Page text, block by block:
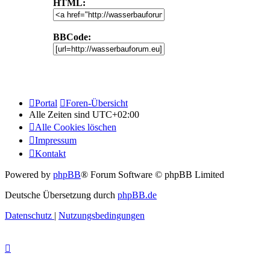
HTML:
BBCode:
Portal
Foren-Übersicht
Alle Zeiten sind UTC+02:00
Alle Cookies löschen
Impressum
Kontakt
Powered by phpBB® Forum Software © phpBB Limited
Deutsche Übersetzung durch phpBB.de
Datenschutz | Nutzungsbedingungen